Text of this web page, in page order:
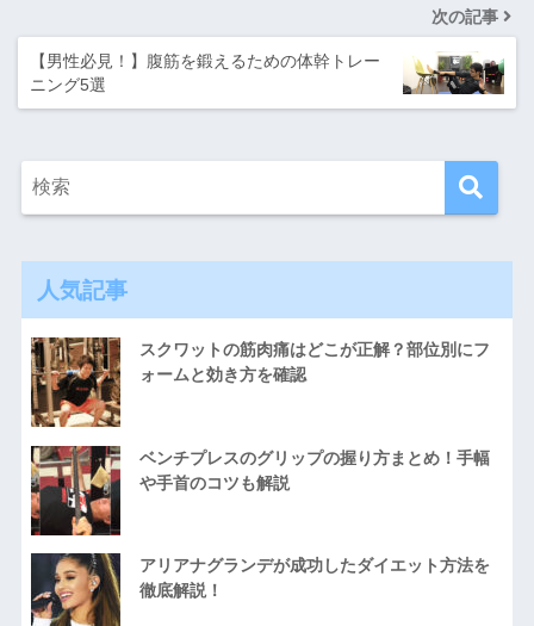
次の記事
【男性必見！】腹筋を鍛えるための体幹トレー
ニング5選
人気記事
スクワットの筋肉痛はどこが正解？部位別にフ
ォームと効き方を確認
ベンチプレスのグリップの握り方まとめ！手幅
や手首のコツも解説
アリアナグランデが成功したダイエット方法を
徹底解説！